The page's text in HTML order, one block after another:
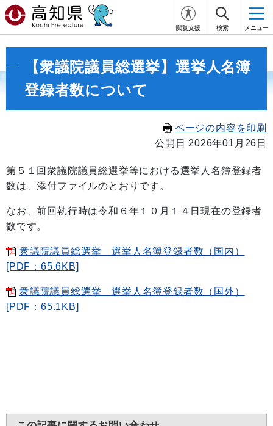
閲覧支援 検索 メニュー
【衆議院議員総選挙】選挙人名簿
登録者数について
ページの内容を印刷
公開日 2026年01月26日
第５１回衆議院議員総選挙等における選挙人名簿登録者
数は、添付ファイルのとおりです。
なお、前回執行時は令和６年１０月１４日現在の登録者
数です。
衆議院議員総選挙 選挙人名簿登録者数（国内）
[PDF：65.6KB]
衆議院議員総選挙 選挙人名簿登録者数（国外）
[PDF：65.1KB]